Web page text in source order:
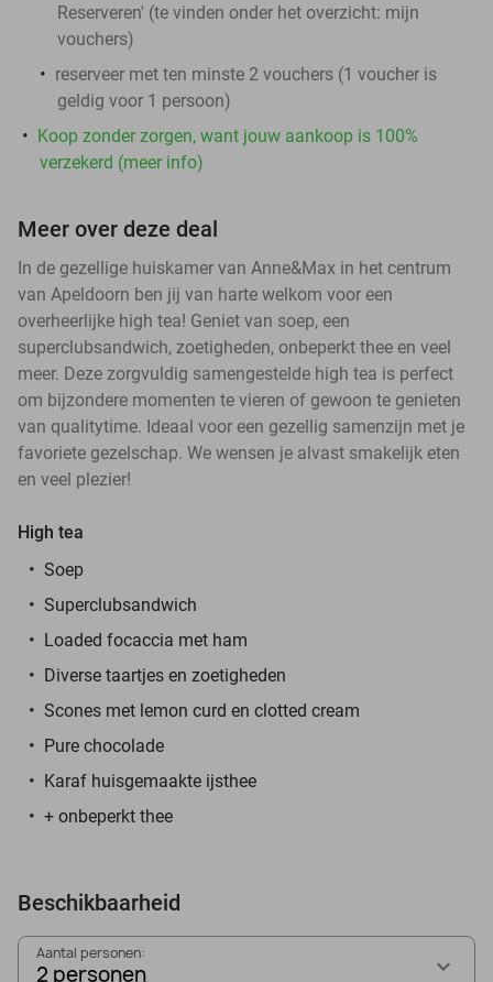
Reserveren' (te vinden onder het overzicht: mijn
vouchers)
reserveer met ten minste 2 vouchers (1 voucher is
geldig voor 1 persoon)
Koop zonder zorgen, want jouw aankoop is 100%
verzekerd (meer info)
Meer over deze deal
In de gezellige huiskamer van Anne&Max in het centrum
van Apeldoorn ben jij van harte welkom voor een
overheerlijke high tea! Geniet van soep, een
superclubsandwich, zoetigheden, onbeperkt thee en veel
meer. Deze zorgvuldig samengestelde high tea is perfect
om bijzondere momenten te vieren of gewoon te genieten
van qualitytime. Ideaal voor een gezellig samenzijn met je
favoriete gezelschap. We wensen je alvast smakelijk eten
en veel plezier!
High tea
Soep
Superclubsandwich
Loaded focaccia met ham
Diverse taartjes en zoetigheden
Scones met lemon curd en clotted cream
Pure chocolade
Karaf huisgemaakte ijsthee
+ onbeperkt thee
Beschikbaarheid
Aantal personen:
2 personen